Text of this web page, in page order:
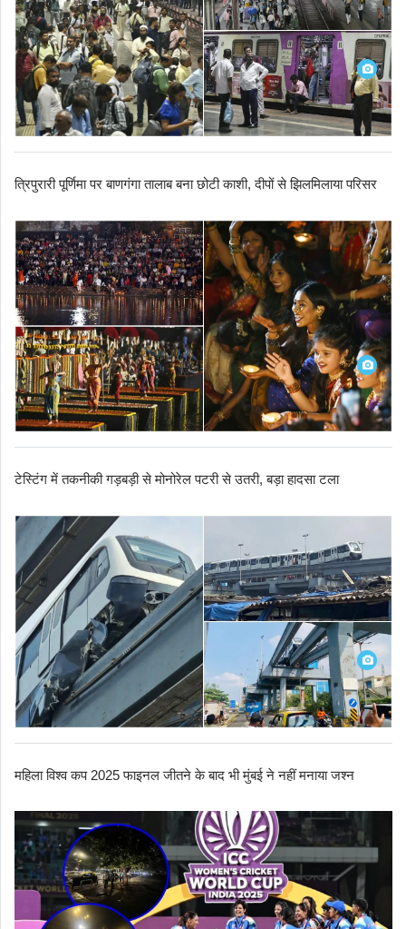
त्रिपुरारी पूर्णिमा पर बाणगंगा तालाब बना छोटी काशी, दीपों से झिलमिलाया परिसर
टेस्टिंग में तकनीकी गड़बड़ी से मोनोरेल पटरी से उतरी, बड़ा हादसा टला
महिला विश्व कप 2025 फाइनल जीतने के बाद भी मुंबई ने नहीं मनाया जश्न